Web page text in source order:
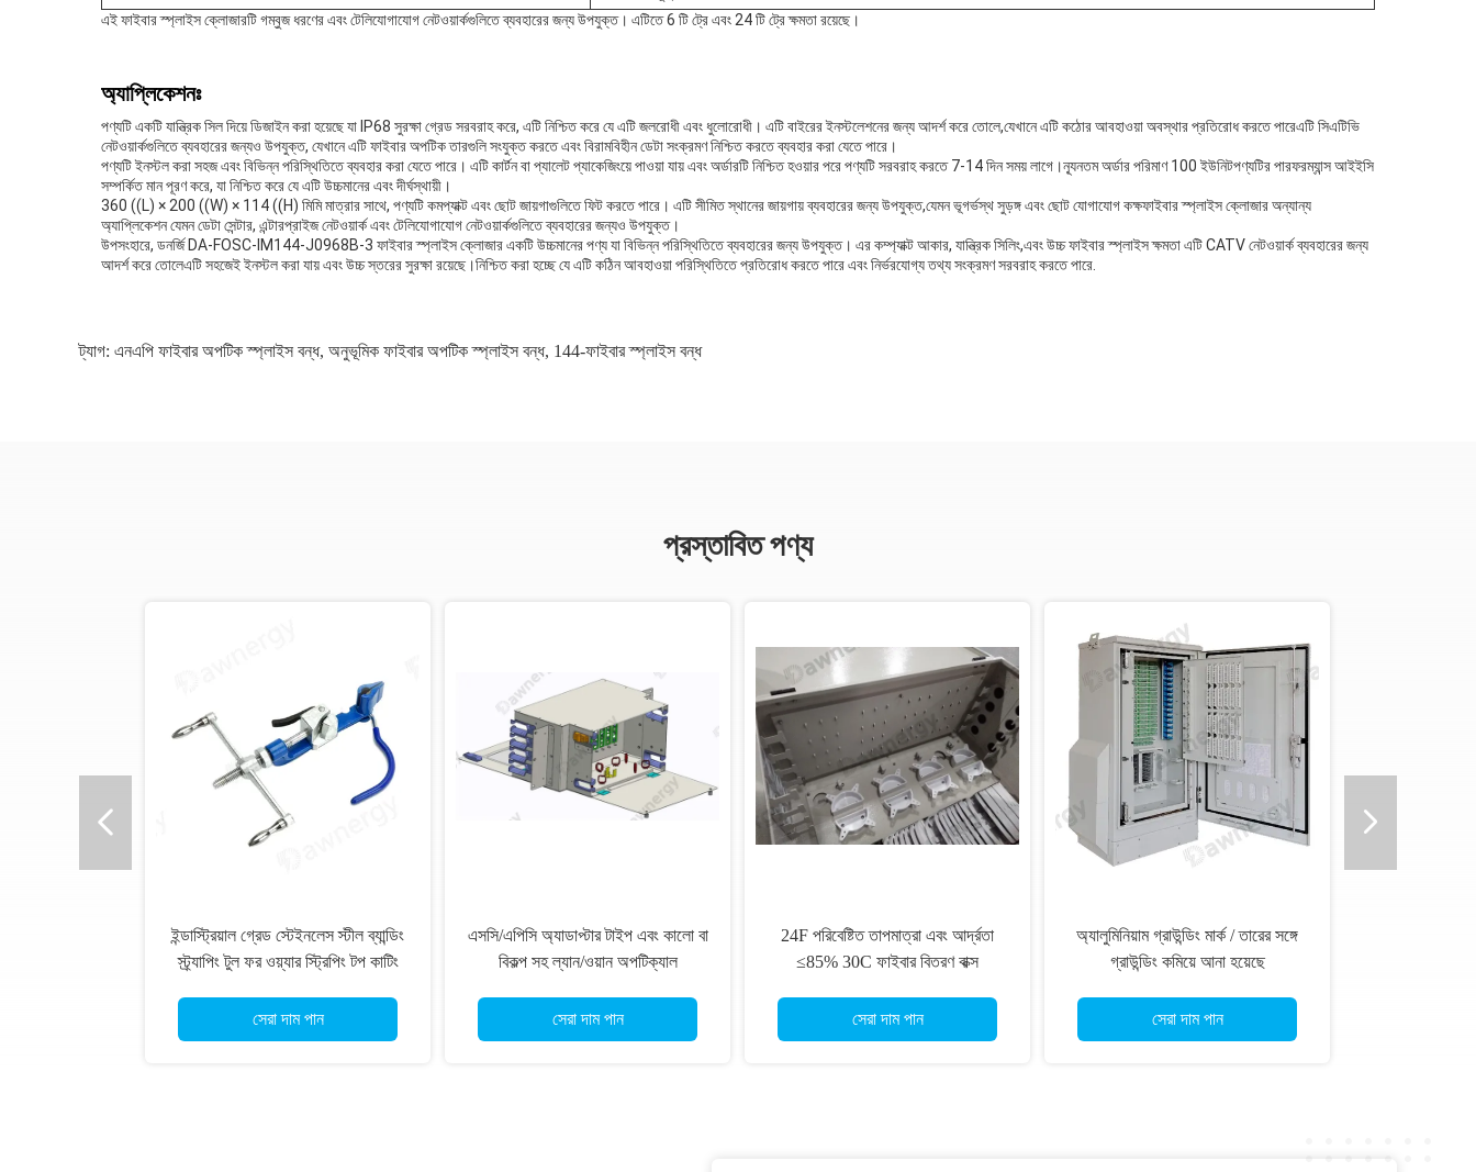
এই ফাইবার স্প্লাইস ক্লোজারটি গম্বুজ ধরণের এবং টেলিযোগাযোগ নেটওয়ার্কগুলিতে ব্যবহারের জন্য উপযুক্ত। এটিতে 6 টি ট্রে এবং 24 টি ট্রে ক্ষমতা রয়েছে।
অ্যাপ্লিকেশনঃ
পণ্যটি একটি যান্ত্রিক সিল দিয়ে ডিজাইন করা হয়েছে যা IP68 সুরক্ষা গ্রেড সরবরাহ করে, এটি নিশ্চিত করে যে এটি জলরোধী এবং ধুলোরোধী। এটি বাইরের ইনস্টলেশনের জন্য আদর্শ করে তোলে,যেখানে এটি কঠোর আবহাওয়া অবস্থার প্রতিরোধ করতে পারেএটি সিএটিভি
নেটওয়ার্কগুলিতে ব্যবহারের জন্যও উপযুক্ত, যেখানে এটি ফাইবার অপটিক তারগুলি সংযুক্ত করতে এবং বিরামবিহীন ডেটা সংক্রমণ নিশ্চিত করতে ব্যবহার করা যেতে পারে।
পণ্যটি ইনস্টল করা সহজ এবং বিভিন্ন পরিস্থিতিতে ব্যবহার করা যেতে পারে। এটি কার্টন বা প্যালেট প্যাকেজিংয়ে পাওয়া যায় এবং অর্ডারটি নিশ্চিত হওয়ার পরে পণ্যটি সরবরাহ করতে 7-14 দিন সময় লাগে।ন্যূনতম অর্ডার পরিমাণ 100 ইউনিটপণ্যটির পারফরম্যান্স আইইসি
সম্পর্কিত মান পূরণ করে, যা নিশ্চিত করে যে এটি উচ্চমানের এবং দীর্ঘস্থায়ী।
360 ((L) × 200 ((W) × 114 ((H) মিমি মাত্রার সাথে, পণ্যটি কমপ্যাক্ট এবং ছোট জায়গাগুলিতে ফিট করতে পারে। এটি সীমিত স্থানের জায়গায় ব্যবহারের জন্য উপযুক্ত,যেমন ভূগর্ভস্থ সুড়ঙ্গ এবং ছোট যোগাযোগ কক্ষফাইবার স্প্লাইস ক্লোজার অন্যান্য
অ্যাপ্লিকেশন যেমন ডেটা সেন্টার, এন্টারপ্রাইজ নেটওয়ার্ক এবং টেলিযোগাযোগ নেটওয়ার্কগুলিতে ব্যবহারের জন্যও উপযুক্ত।
উপসংহারে, ডনর্জি DA-FOSC-IM144-J0968B-3 ফাইবার স্প্লাইস ক্লোজার একটি উচ্চমানের পণ্য যা বিভিন্ন পরিস্থিতিতে ব্যবহারের জন্য উপযুক্ত। এর কম্প্যাক্ট আকার, যান্ত্রিক সিলিং,এবং উচ্চ ফাইবার স্প্লাইস ক্ষমতা এটি CATV নেটওয়ার্ক ব্যবহারের জন্য
আদর্শ করে তোলেএটি সহজেই ইনস্টল করা যায় এবং উচ্চ স্তরের সুরক্ষা রয়েছে।নিশ্চিত করা হচ্ছে যে এটি কঠিন আবহাওয়া পরিস্থিতিতে প্রতিরোধ করতে পারে এবং নির্ভরযোগ্য তথ্য সংক্রমণ সরবরাহ করতে পারে.
ট্যাগ: এনএপি ফাইবার অপটিক স্প্লাইস বন্ধ, অনুভূমিক ফাইবার অপটিক স্প্লাইস বন্ধ, 144-ফাইবার স্প্লাইস বন্ধ
প্রস্তাবিত পণ্য
ইন্ডাস্ট্রিয়াল গ্রেড স্টেইনলেস স্টীল ব্যান্ডিং
স্ট্র্যাপিং টুল ফর ওয়্যার স্ট্রিপিং টপ কাটিং
সেরা দাম পান
এসসি/এপিসি অ্যাডাপ্টার টাইপ এবং কালো বা
বিকল্প সহ ল্যান/ওয়ান অপটিক্যাল
সেরা দাম পান
24F পরিবেষ্টিত তাপমাত্রা এবং আর্দ্রতা
≤85% 30C ফাইবার বিতরণ বাক্স
সেরা দাম পান
অ্যালুমিনিয়াম গ্রাউন্ডিং মার্ক / তারের সঙ্গে
গ্রাউন্ডিং কমিয়ে আনা হয়েছে
সেরা দাম পান